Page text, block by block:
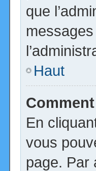
que
Haut
En
vous
page. Par